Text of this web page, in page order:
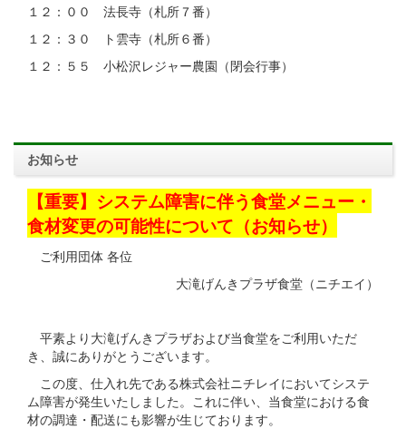
１２：００ 法長寺（札所７番）
１２：３０ ト雲寺（札所６番）
１２：５５ 小松沢レジャー農園（閉会行事）
お知らせ
【重要】システム障害に伴う食堂メニュー・
食材変更の可能性について（お知らせ）
ご利用団体 各位
大滝げんきプラザ食堂（ニチエイ）
平素より大滝げんきプラザおよび当食堂をご利用いただ
き、誠にありがとうございます。
この度、仕入れ先である株式会社ニチレイにおいてシステ
ム障害が発生いたしました。これに伴い、当食堂における食
材の調達・配送にも影響が生じております。